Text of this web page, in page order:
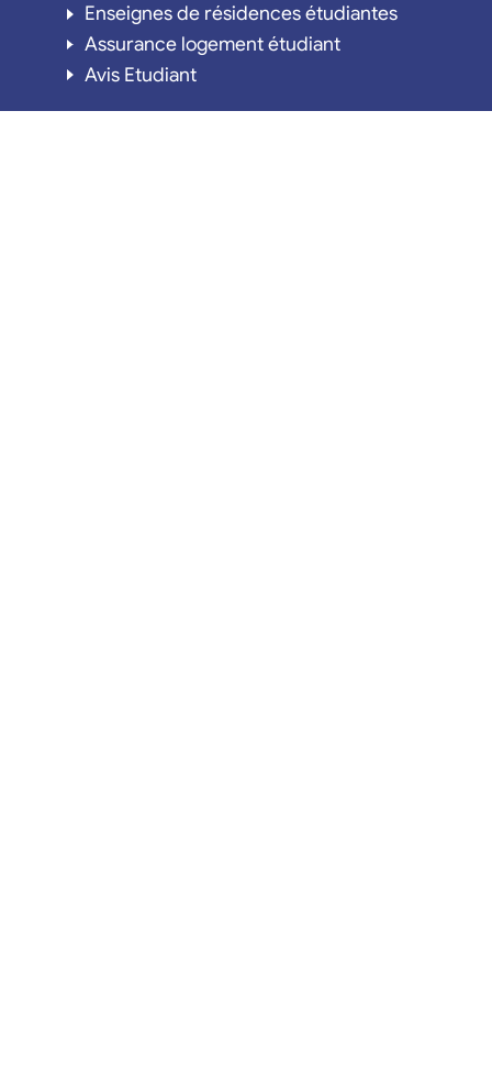
Enseignes de résidences étudiantes
Assurance logement étudiant
Avis Etudiant